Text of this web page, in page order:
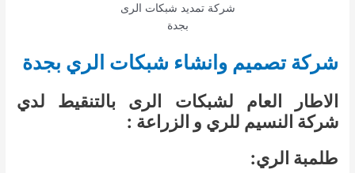
شركة تمديد شبكات الرى
بجدة
شركة تصميم وانشاء شبكات الري بجدة
الاطار العام لشبكات الرى بالتنقيط لدي
شركة النسيم للري و الزراعة :
طلمبة الري: